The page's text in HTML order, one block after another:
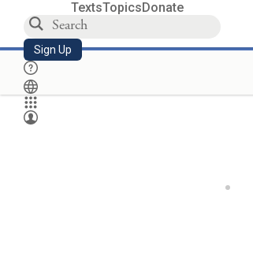
TextsTopicsDonate
Sign Up